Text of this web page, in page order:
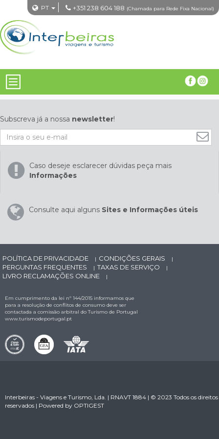
PT +351 238 604 188 (Chamada para Rede Fixa Nacional)
Subscreva já a nossa newsletter!
Caso deseje esclarecer dúvidas peça mais
Informações
Consulte aqui alguns Sites e Informações úteis
POLÍTICA DE PRIVACIDADE | CONDIÇÕES GERAIS |
PERGUNTAS FREQUENTES | TAXAS DE SERVIÇO |
LIVRO RECLAMAÇÕES ONLINE |
Em cumprimento da lei nº 144/2015 informamos que
para a resolução de conflitos de consumo deve ser
contactada a comissão arbitral do Turismo de Portugal
www.turismodeportugal.pt
Interbeiras - Viagens e Turismo, Lda. | RNAVT 1884 | © 2023 Todos os direitos
reservados | Powered by OPTIGEST